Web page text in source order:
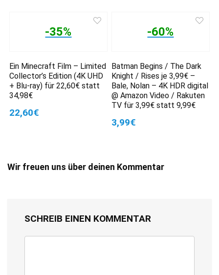
-35%
Ein Minecraft Film – Limited
Collector’s Edition (4K UHD
+ Blu-ray) für 22,60€ statt
34,98€
22,60€
-60%
Batman Begins / The Dark
Knight / Rises je 3,99€ –
Bale, Nolan – 4K HDR digital
@ Amazon Video / Rakuten
TV für 3,99€ statt 9,99€
3,99€
Wir freuen uns über deinen Kommentar
SCHREIB EINEN KOMMENTAR